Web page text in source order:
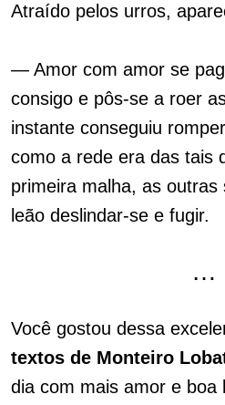
Atraído pelos urros,
— Amor com amor se
consigo e pôs-se a roer
instante conseguiu
como a rede era das tais
primeira malha, as
leão deslindar-se e fugir.
…
Você gostou dessa
textos de Monteiro
dia com mais amor e boa